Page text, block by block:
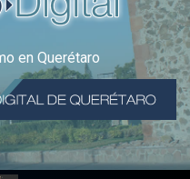
en Querétaro